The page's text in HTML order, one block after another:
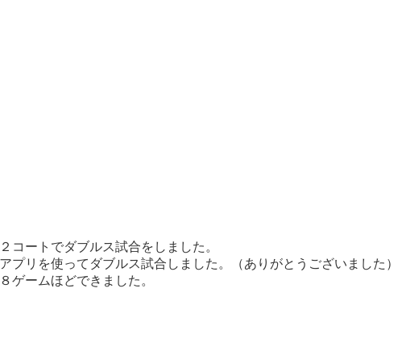
コートでダブルス試合をしました。
プリを使ってダブルス試合しました。（ありがとうございました）
ゲームほどできました。